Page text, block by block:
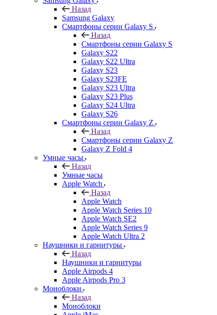
Назад
Samsung Galaxy
Смартфоны серии Galaxy S
Назад
Смартфоны серии Galaxy S
Galaxy S22
Galaxy S22 Ultra
Galaxy S23
Galaxy S23FE
Galaxy S23 Ultra
Galaxy S23 Plus
Galaxy S24 Ultra
Galaxy S26
Смартфоны серии Galaxy Z
Назад
Смартфоны серии Galaxy Z
Galaxy Z Fold 4
Умные часы
Назад
Умные часы
Apple Watch
Назад
Apple Watch
Apple Watch Series 10
Apple Watch SE2
Apple Watch Series 9
Apple Watch Ultra 2
Наушники и гарнитуры
Назад
Наушники и гарнитуры
Apple Airpods 4
Apple Airpods Pro 3
Моноблоки
Назад
Моноблоки